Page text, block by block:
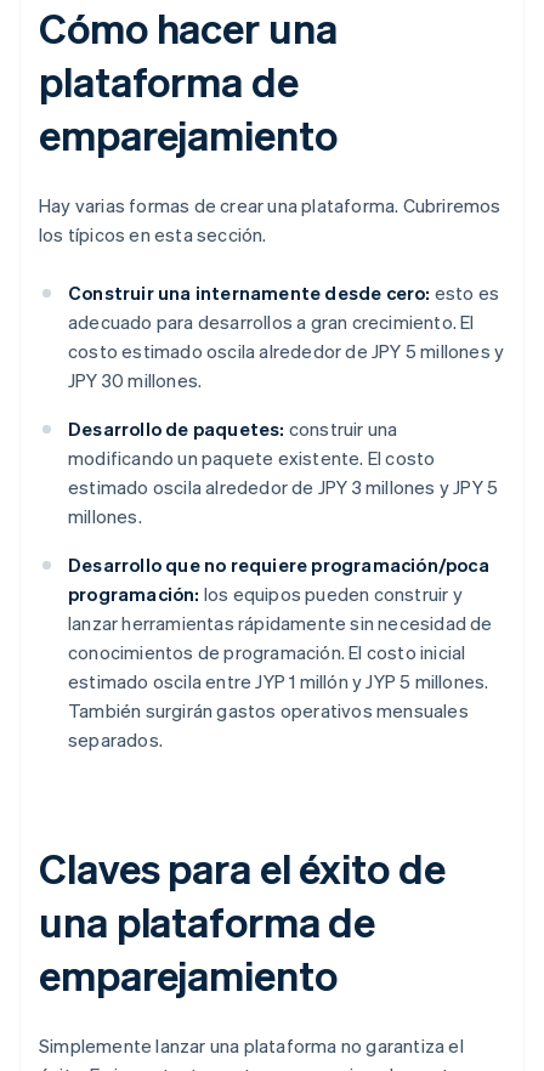
Cómo hacer una
plataforma de
emparejamiento
Hay varias formas de crear una plataforma. Cubriremos
los típicos en esta sección.
Construir una internamente desde cero: esto es
adecuado para desarrollos a gran crecimiento. El
costo estimado oscila alrededor de JPY 5 millones y
JPY 30 millones.
Desarrollo de paquetes: construir una
modificando un paquete existente. El costo
estimado oscila alrededor de JPY 3 millones y JPY 5
millones.
Desarrollo que no requiere programación/poca
programación: los equipos pueden construir y
lanzar herramientas rápidamente sin necesidad de
conocimientos de programación. El costo inicial
estimado oscila entre JYP 1 millón y JYP 5 millones.
También surgirán gastos operativos mensuales
separados.
Claves para el éxito de
una plataforma de
emparejamiento
Simplemente lanzar una plataforma no garantiza el